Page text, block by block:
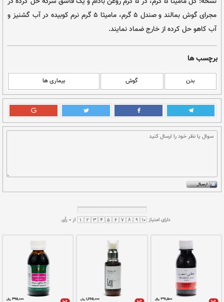
در پشت پرده آن می‌باشد، بعد از آن ورم مجرای
گوش را سوراخ نموده تا مایعات پشت آن خارج شود،
پاکسازی بدن به وسیله معجون هلیله‌جات انجام
می‌یابد. سپس از پوست کوکنار 15 گرم، تخم گشنیز 20 گرم، تخم کاهو 15
مجرای گوش بمالند و صندل 5 گرم، مامیثا 5 گرم نرم کوبیده در آب گشنیز و
گوش